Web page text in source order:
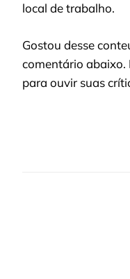
local de trabalho.
Gostou desse
comentário abaixo.
para ouvir suas